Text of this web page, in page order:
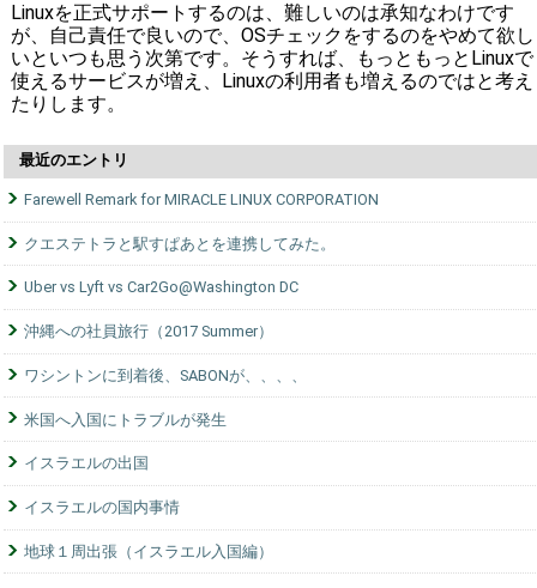
Linuxを正式サポートするのは、難しいのは承知なわけです
が、自己責任で良いので、OSチェックをするのをやめて欲し
いといつも思う次第です。そうすれば、もっともっとLinuxで
使えるサービスが増え、Linuxの利用者も増えるのではと考え
たりします。
最近のエントリ
Farewell Remark for MIRACLE LINUX CORPORATION
クエステトラと駅すぱあとを連携してみた。
Uber vs Lyft vs Car2Go@Washington DC
沖縄への社員旅行（2017 Summer）
ワシントンに到着後、SABONが、、、、
米国へ入国にトラブルが発生
イスラエルの出国
イスラエルの国内事情
地球１周出張（イスラエル入国編）